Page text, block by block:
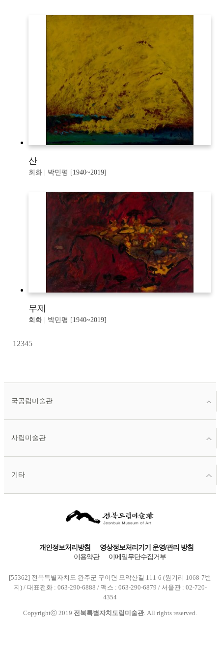
산
회화 | 박민평 [1940~2019]
무제
회화 | 박민평 [1940~2019]
1 2345
국공립미술관
사립미술관
기타
개인정보처리방침
영상정보처리기기 운영/관리 방침
이용약관
이메일무단수집거부
[55362] 전북특별자치도 완주군 구이면 모악산길 111-6 (원기리 1068-7번
지) / 대표전화 : 063-290-6888 / 팩스 : 063-290-6879 / 서울관 : 02-720-
4354
Copyrightⓒ 2019 전북특별자치도립미술관. All rights reserved.